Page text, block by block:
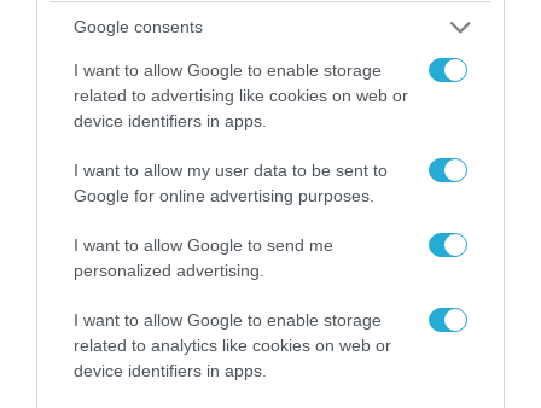
Google consents
I want to allow Google to enable storage
related to advertising like cookies on web or
device identifiers in apps.
I want to allow my user data to be sent to
Google for online advertising purposes.
I want to allow Google to send me
personalized advertising.
I want to allow Google to enable storage
related to analytics like cookies on web or
device identifiers in apps.
06.08.2026 | 09:03
«Οι εντελώς αθώοι»: Η ανάρτηση του Αρκά για
Αττικής (φωτο)